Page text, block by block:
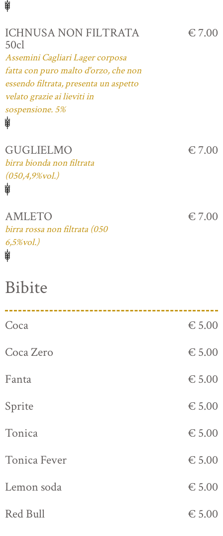
ICHNUSA NON FILTRATA
50cl
Assemini Cagliari Lager corposa
fatta con puro malto d'orzo, che non
essendo filtrata, presenta un aspetto
velato grazie ai lieviti in
sospensione. 5%
€ 7.00
GUGLIELMO
birra bionda non filtrata
(050,4,9%vol.)
€ 7.00
AMLETO
birra rossa non filtrata (050
6,5%vol.)
€ 7.00
Bibite
Coca
€ 5.00
Coca Zero
€ 5.00
Fanta
€ 5.00
Sprite
€ 5.00
Tonica
€ 5.00
Tonica Fever
€ 5.00
Lemon soda
€ 5.00
Red Bull
€ 5.00